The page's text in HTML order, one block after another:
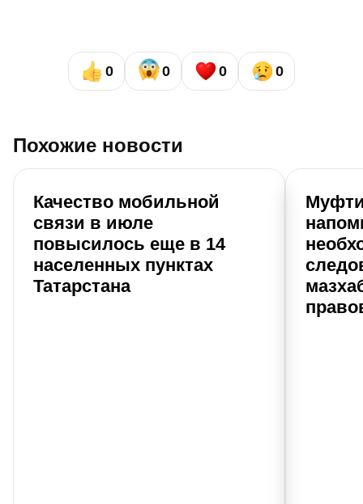
0 0 0 0
Похожие новости
Качество мобильной
связи в июле
повысилось еще в 14
населенных пунктах
Татарстана